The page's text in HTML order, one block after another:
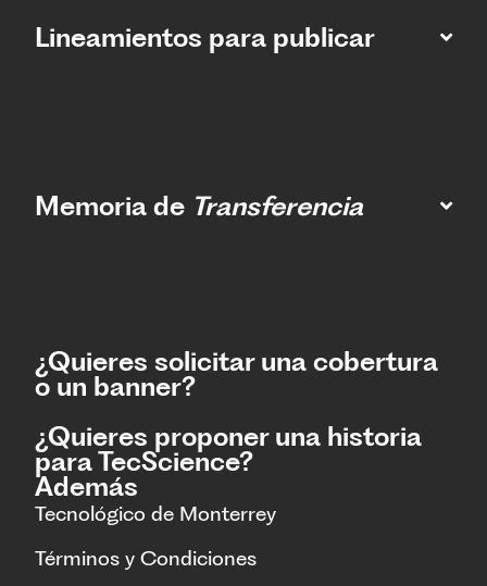
Lineamientos para publicar
Memoria de Transferencia
¿Quieres solicitar una cobertura
o un banner?
¿Quieres proponer una historia
para TecScience?
Además
Tecnológico de Monterrey
Términos y Condiciones